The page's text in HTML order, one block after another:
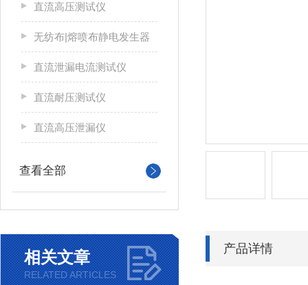
直流高压测试仪
无纺布|熔喷布静电发生器
直流泄漏电流测试仪
直流耐压测试仪
直流高压泄漏仪
查看全部
相关文章
RELATED ARTICLES
产品详情